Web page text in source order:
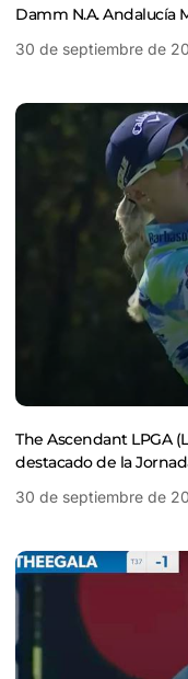
Damm N.A. Andalucía
30 de septiembre de
The Ascendant LPGA
destacado de la
30 de septiembre de